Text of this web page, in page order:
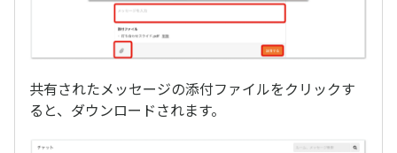
共有されたメッセージの添付ファイルをクリックす
ると、ダウンロードされます。